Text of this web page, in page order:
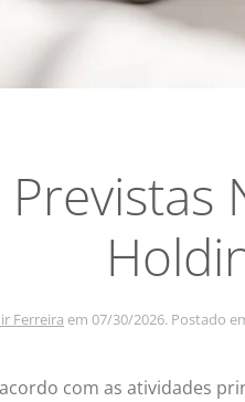
Ferreira em 07/30/2026. Postado
com as atividades